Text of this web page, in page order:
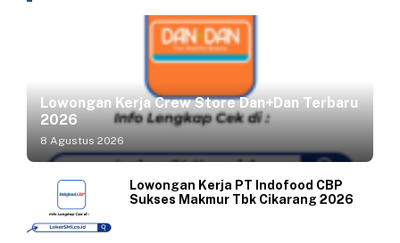
Lowongan Kerja Crew Store Dan+Dan Terbaru
2026
8 Agustus 2026
Lowongan Kerja PT Indofood CBP
Sukses Makmur Tbk Cikarang 2026